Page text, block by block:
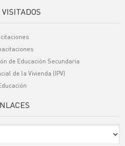
de Educación Secundaria
de la Vivienda (IPV)